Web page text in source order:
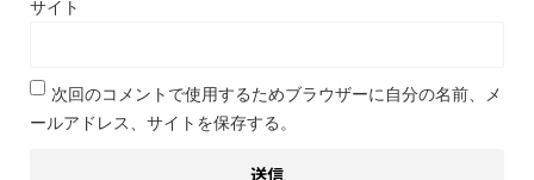
サイト
次回のコメントで使用するためブラウザーに自分の名前、メ
ールアドレス、サイトを保存する。